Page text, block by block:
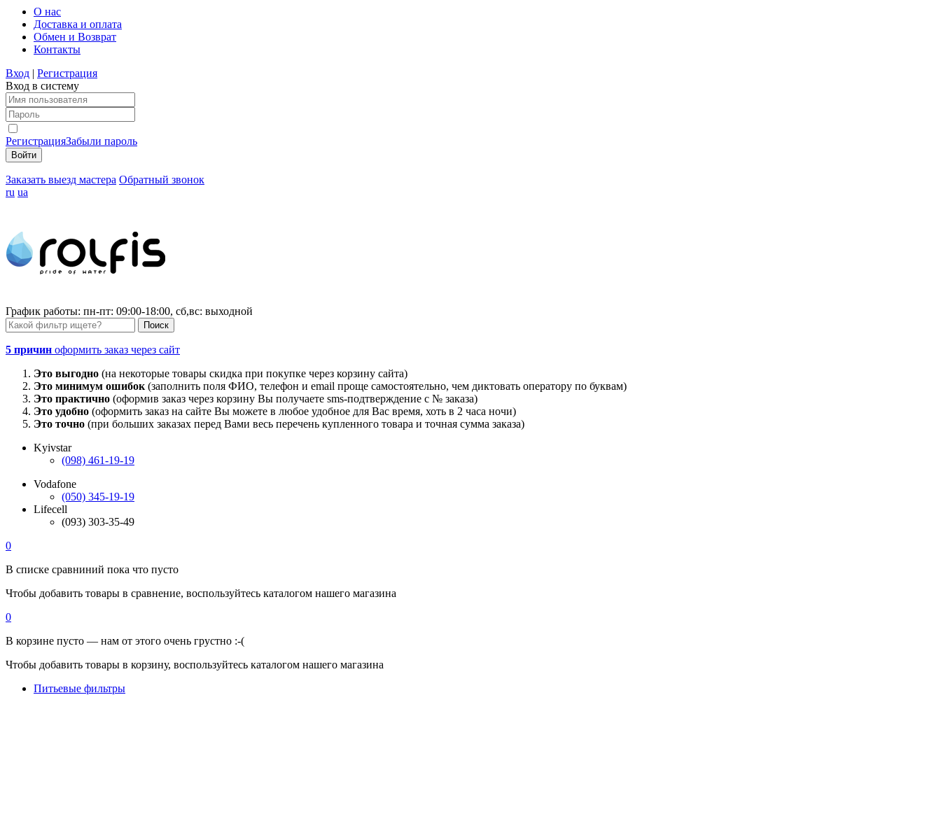
О нас
Доставка и оплата
Обмен и Возврат
Контакты
Вход | Регистрация
Вход в систему
РегистрацияЗабыли пароль
Заказать выезд мастера Обратный звонок
ru ua
График работы: пн-пт: 09:00-18:00, сб,вс: выходной
5 причин оформить заказ через сайт
Это выгодно (на некоторые товары скидка при покупке через корзину сайта)
Это минимум ошибок (заполнить поля ФИО, телефон и email проще самостоятельно, чем диктовать оператору по буквам)
Это практично (оформив заказ через корзину Вы получаете sms-подтверждение с № заказа)
Это удобно (оформить заказ на сайте Вы можете в любое удобное для Вас время, хоть в 2 часа ночи)
Это точно (при больших заказах перед Вами весь перечень купленного товара и точная сумма заказа)
Kyivstar
(098) 461-19-19
Vodafone
(050) 345-19-19
Lifecell
(093) 303-35-49
0
В списке сравниний пока что пусто
Чтобы добавить товары в сравнение, воспользуйтесь каталогом нашего магазина
0
В корзине пусто — нам от этого очень грустно :-(
Чтобы добавить товары в корзину, воспользуйтесь каталогом нашего магазина
Питьевые фильтры